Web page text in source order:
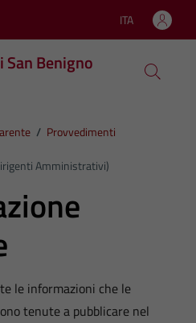
Lingua attiva:
ITA
San Benigno
/ Provvedimenti
Amministrativi)
le informazioni che le
tenute a pubblicare nel